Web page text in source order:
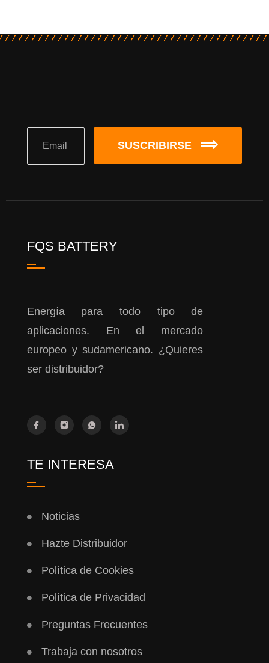
SUSCRIBIRSE
FQS BATTERY
Energía para todo tipo de
aplicaciones. En el mercado
europeo y sudamericano. ¿Quieres
ser distribuidor?
TE INTERESA
Noticias
Hazte Distribuidor
Política de Cookies
Política de Privacidad
Preguntas Frecuentes
Trabaja con nosotros